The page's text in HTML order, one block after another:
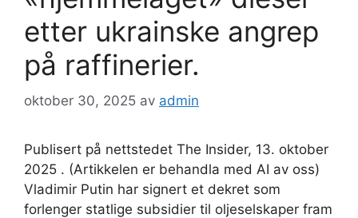
etter ukrainske angrep
på raffinerier.
oktober 30, 2025 av admin
Publisert på nettstedet The Insider, 13. oktober
2025 . (Artikkelen er behandla med AI av oss)
Vladimir Putin har signert et dekret som
forlenger statlige subsidier til oljeselskaper fram